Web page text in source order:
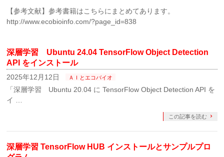
【参考文献】参考書籍はこちらにまとめてあります。
http://www.ecobioinfo.com/?page_id=838
深層学習 Ubuntu 24.04 TensorFlow Object Detection
API をインストール
2025年12月12日 ＡＩとエコバイオ
「深層学習 Ubuntu 20.04 に TensorFlow Object Detection API を
イ …
この記事を読む
深層学習 TensorFlow HUB インストールとサンプルプロ